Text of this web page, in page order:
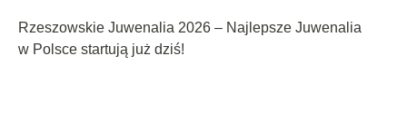
Rzeszowskie Juwenalia 2026 – Najlepsze Juwenalia
w Polsce startują już dziś!